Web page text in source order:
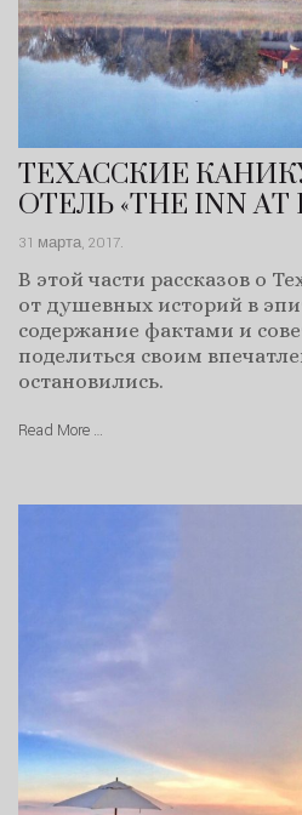
ТЕХАССКИЕ
ОТЕЛЬ «THE INN АT
31 марта, 2017.
В этой части рассказов о
от душевных историй в
содержание фактами и
поделиться своим
остановились.
Read More …